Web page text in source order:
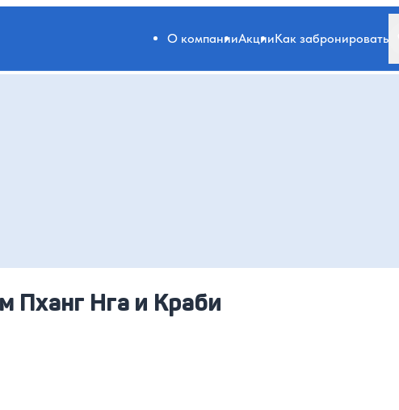
О компанииАкцииКак забронировать
Пханг Нга и Краби